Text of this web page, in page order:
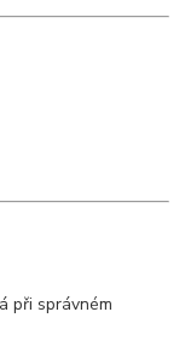
při správném